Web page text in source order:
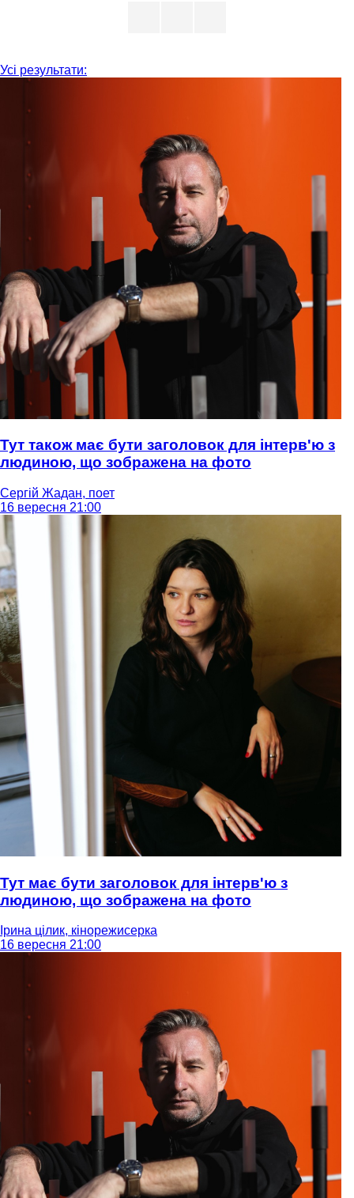
Усі результати:
Тут також має бути заголовок для інтерв'ю з
людиною, що зображена на фото
Сергій Жадан, поет
16 вересня 21:00
Тут має бути заголовок для інтерв'ю з
людиною, що зображена на фото
Ірина цілик, кінорежисерка
16 вересня 21:00